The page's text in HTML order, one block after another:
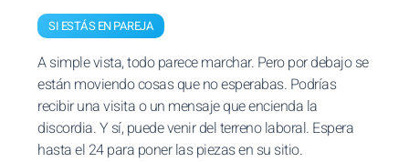
SI ESTÁS EN PAREJA
A simple vista, todo parece marchar. Pero por debajo se
están moviendo cosas que no esperabas. Podrías
recibir una visita o un mensaje que encienda la
discordia. Y sí, puede venir del terreno laboral. Espera
hasta el 24 para poner las piezas en su sitio.